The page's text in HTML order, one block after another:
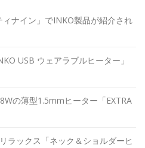
ナイン」でINKO製品が紹介され
USB ウェアラブルヒーター」
の薄型1.5mmヒーター「EXTRA
ラックス「ネック＆ショルダーヒ